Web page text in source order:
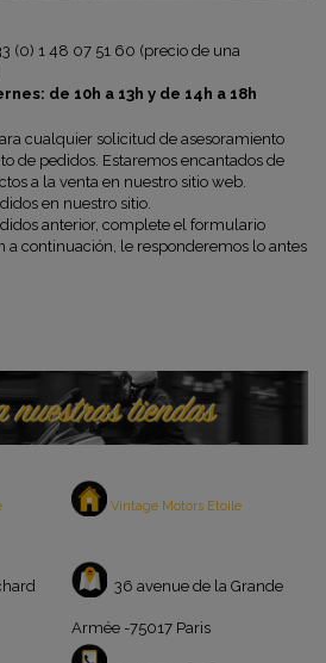
(0) 1 48 07 51 60 (precio de una
de 10h a 13h y de 14h a 18h
cualquier solicitud de asesoramiento
de pedidos. Estaremos encantados de
a la venta en nuestro sitio web.
en nuestro sitio.
anterior, complete el formulario
a continuación, le responderemos lo antes
Vintage Motors Etoile
36 avenue de la Grande
Armée -75017 Paris